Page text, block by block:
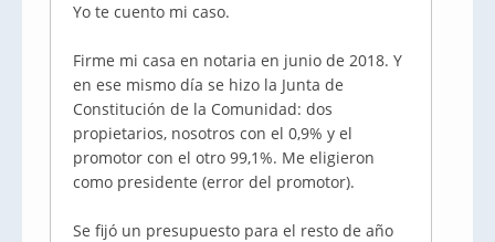
Yo te cuento mi caso.
Firme mi casa en notaria en junio de 2018. Y
en ese mismo día se hizo la Junta de
Constitución de la Comunidad: dos
propietarios, nosotros con el 0,9% y el
promotor con el otro 99,1%. Me eligieron
como presidente (error del promotor).
Se fijó un presupuesto para el resto de año